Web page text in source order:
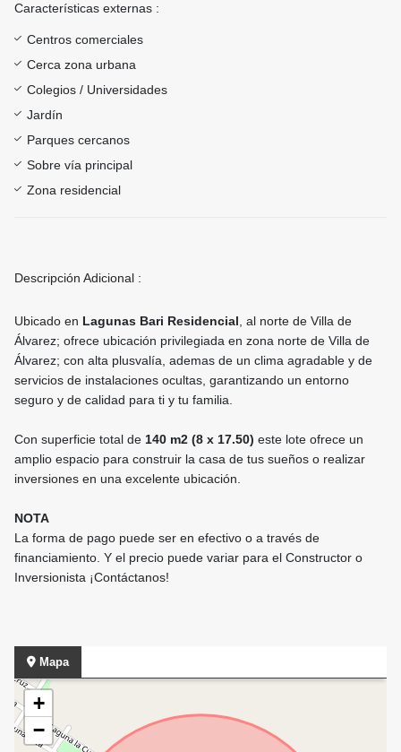
Características externas :
Centros comerciales
Cerca zona urbana
Colegios / Universidades
Jardín
Parques cercanos
Sobre vía principal
Zona residencial
Descripción Adicional :
Ubicado en Lagunas Bari Residencial, al norte de Villa de
Álvarez; ofrece ubicación privilegiada en zona norte de Villa de
Álvarez; con alta plusvalía, ademas de un clima agradable y de
servicios de instalaciones ocultas, garantizando un entorno
seguro y de calidad para ti y tu familia.
Con superficie total de 140 m2 (8 x 17.50) este lote ofrece un
amplio espacio para construir la casa de tus sueños o realizar
inversiones en una excelente ubicación.
NOTA
La forma de pago puede ser en efectivo o a través de
financiamiento. Y el precio puede variar para el Constructor o
Inversionista ¡Contáctanos!
Mapa
+
−